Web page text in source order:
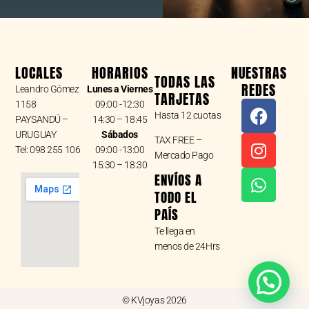
LOCALES
Leandro Gómez
1158
PAYSANDÚ –
URUGUAY
Tel: 098 255 106
HORARIOS
Lunes a Viernes
09:00 -12:30
14:30 – 18:45
Sábados
09:00 -13:00
15:30 – 18:30
TODAS LAS
TARJETAS
Hasta 12 cuotas
TAX FREE –
Mercado Pago
ENVÍOS A
TODO EL
PAÍS
Te llega en
menos de 24Hrs
NUESTRAS
REDES
F
a
c
e
b
o
I
n
s
t
a
g
W
h
a
t
s
a
© KVjoyas 2026